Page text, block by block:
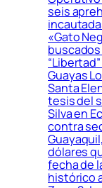
seis
«Gato
Guayas
Santa
tesis del
Silva en
contra
dólares
fecha de
histórico